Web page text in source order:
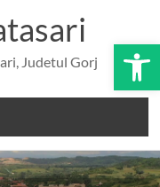
Judetul Gorj